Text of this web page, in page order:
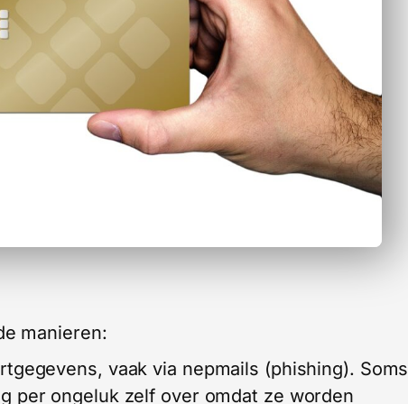
manieren:
vaak via nepmails (phishing). Soms
per ongeluk zelf over omdat ze worden